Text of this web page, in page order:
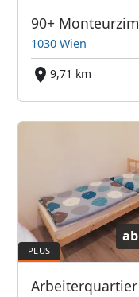
1030 Wien
9,71 km
ab
Arbeiterquartier